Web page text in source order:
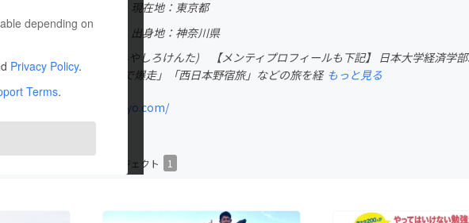
写真 音楽
ー・ガジェット
ゲーム・サービス開発 フード・飲食店
画
・起業
り・地域活性化
CAMPFIRE for Social Good
CAMPFIRE
depending on
Privacy Policy.
Terms.
現在地：東京都
出身国：日本
出身地：神奈川県
❑ 宮代健太(みやしろけんた) 【メンティプロフィールも下記】 日本大学経済学
日本最北端まで爆走」「西日本野宿旅」などの旅を経 もっと見る
mugendayo.com/
プロジェクト 1